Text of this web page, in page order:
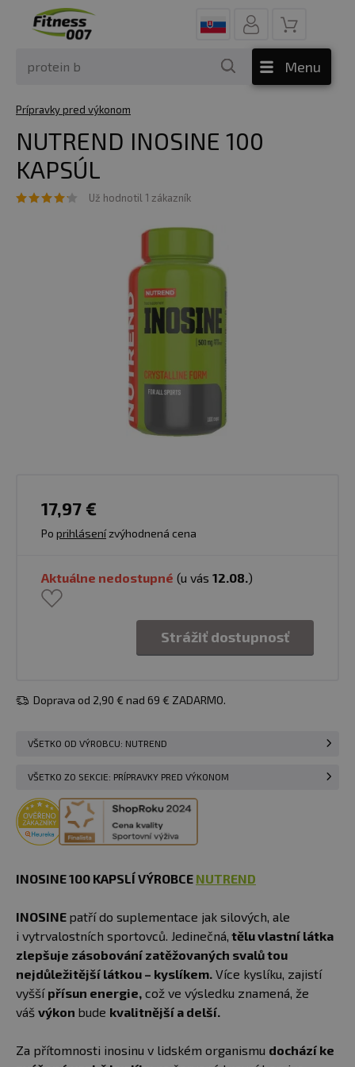
Menu
Prípravky pred výkonom
NUTREND INOSINE 100
KAPSÚL
Už hodnotil 1 zákazník
17,97 €
Po prihlásenízvýhodnená cena
Aktuálne nedostupné (u vás 12.08.)
Strážiť dostupnosť
Doprava od 2,90 € nad 69 € ZADARMO.
VŠETKO OD VÝROBCU: NUTREND
VŠETKO ZO SEKCIE: PRÍPRAVKY PRED VÝKONOM
INOSINE100 KAPSLÍ VÝROBCE NUTREND
INOSINE patří do suplementace jak silových, ale
i vytrvalostních sportovců. Jedinečná, tělu vlastní látka
zlepšuje zásobování zatěžovaných svalů tou
nejdůležitější látkou – kyslíkem. Více kyslíku, zajistí
vyšší přísun energie, což ve výsledku znamená, že
váš výkon bude kvalitnější a delší.
Za přítomnosti inosinu v lidském organismu dochází ke